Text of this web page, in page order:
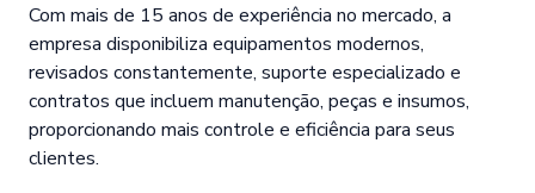
Com mais de 15 anos de experiência no mercado, a
empresa disponibiliza equipamentos modernos,
revisados constantemente, suporte especializado e
contratos que incluem manutenção, peças e insumos,
proporcionando mais controle e eficiência para seus
clientes.